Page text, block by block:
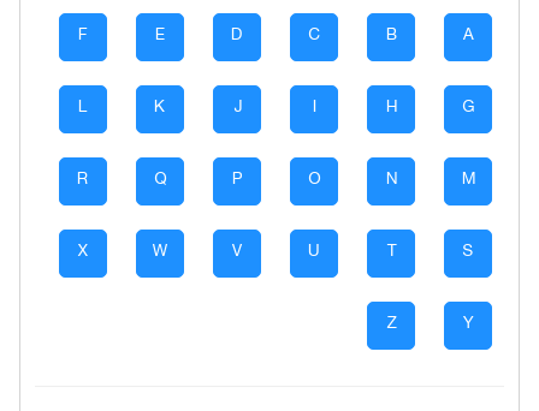
A
B
C
D
E
F
G
H
I
J
K
L
M
N
O
P
Q
R
S
T
U
V
W
X
Y
Z